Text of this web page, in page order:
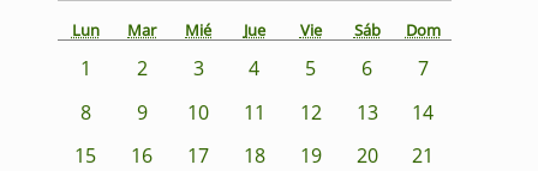
Lun Mar Mié Jue Vie Sáb Dom
1 2 3 4 5 6
7
8
9 10 11 12 13
14
15
16 17 18 19 20
21